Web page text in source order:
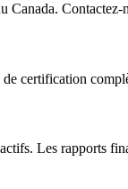
certification
Les rapports